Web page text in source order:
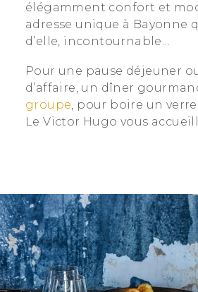
élégamment confort et
adresse unique à Bayonne
d’elle, incontournable…
Pour une pause déjeuner
d’affaire, un dîner
groupe, pour boire un
Le Victor Hugo vous